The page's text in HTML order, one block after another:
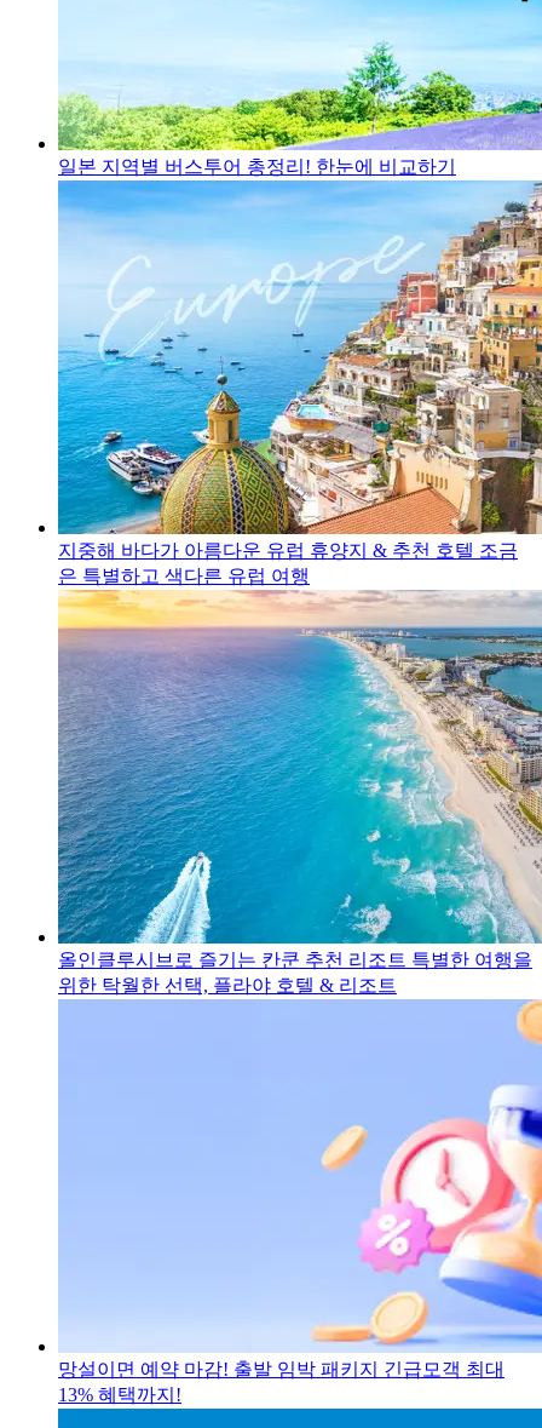
일본 지역별 버스투어 총정리! 한눈에 비교하기
지중해 바다가 아름다운 유럽 휴양지 & 추천 호텔 조금
은 특별하고 색다른 유럽 여행
올인클루시브로 즐기는 칸쿤 추천 리조트 특별한 여행을
위한 탁월한 선택, 플라야 호텔 & 리조트
망설이면 예약 마감! 출발 임박 패키지
긴급모객 최대
13% 혜택까지!